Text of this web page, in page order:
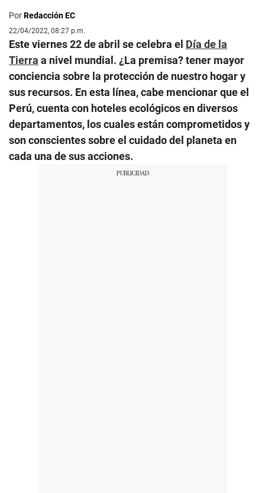
PorRedacción EC
22/04/2022, 08:27 p.m.
Este viernes 22 de abril se celebra el Día de la
Tierra a nivel mundial. ¿La premisa? tener mayor
conciencia sobre la protección de nuestro hogar y
sus recursos. En esta línea, cabe mencionar que el
Perú, cuenta con hoteles ecológicos en diversos
departamentos, los cuales están comprometidos y
son conscientes sobre el cuidado del planeta en
cada una de sus acciones.